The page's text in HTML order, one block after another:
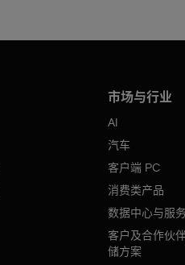
市场与行业
AI
汽车
客户端 PC
消费类产品
数据中心与服
客户及合作伙
储方案